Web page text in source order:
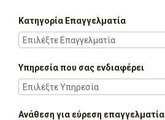
Κατηγορία Επαγγελματία
Υπηρεσία που σας ενδιαφέρει
Ανάθεση για εύρεση επαγγελματία